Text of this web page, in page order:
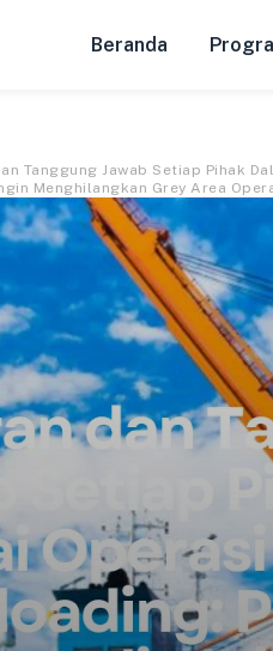
Beranda
Tanggung Jawab Setiap Pihak
Menghilangkan Grey Area